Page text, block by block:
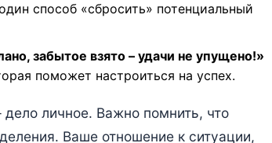
способ «сбросить» потенциальный
забытое взято – удачи не упущено!»
поможет настроиться на успех.
личное. Важно помнить, что
Ваше отношение к ситуации,